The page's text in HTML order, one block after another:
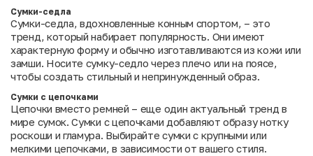
Сумки-седла
Сумки-седла, вдохновленные конным спортом, – это
тренд, который набирает популярность. Они имеют
характерную форму и обычно изготавливаются из кожи или
замши. Носите сумку-седло через плечо или на поясе,
чтобы создать стильный и непринужденный образ.
Сумки с цепочками
Цепочки вместо ремней – еще один актуальный тренд в
мире сумок. Сумки с цепочками добавляют образу нотку
роскоши и гламура. Выбирайте сумки с крупными или
мелкими цепочками, в зависимости от вашего стиля.